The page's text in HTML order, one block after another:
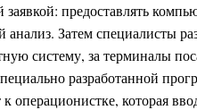
предоставлять
анализ. Затем специалисты
систему, за терминалы
разработанной
к операционистке, которая